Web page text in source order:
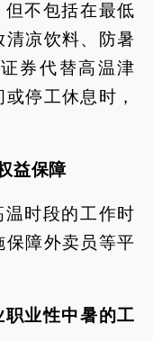
不包括在最低
凉饮料、防暑
券代替高温津
停工休息时，
益保障
时段的工作时
保障外卖员等平
职业性中暑的工